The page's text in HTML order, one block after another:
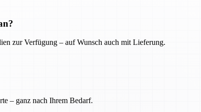
zur Verfügung – auf Wunsch auch mit Lieferung.
– ganz nach Ihrem Bedarf.